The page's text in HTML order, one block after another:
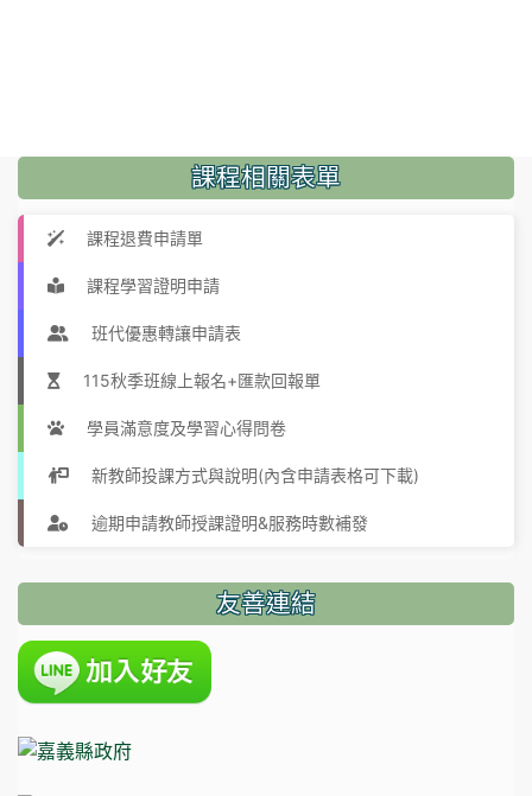
課程相關表單
課程退費申請單
課程學習證明申請
班代優惠轉讓申請表
115秋季班線上報名+匯款回報單
學員滿意度及學習心得問卷
新教師投課方式與說明(內含申請表格可下載)
逾期申請教師授課證明&服務時數補發
友善連結